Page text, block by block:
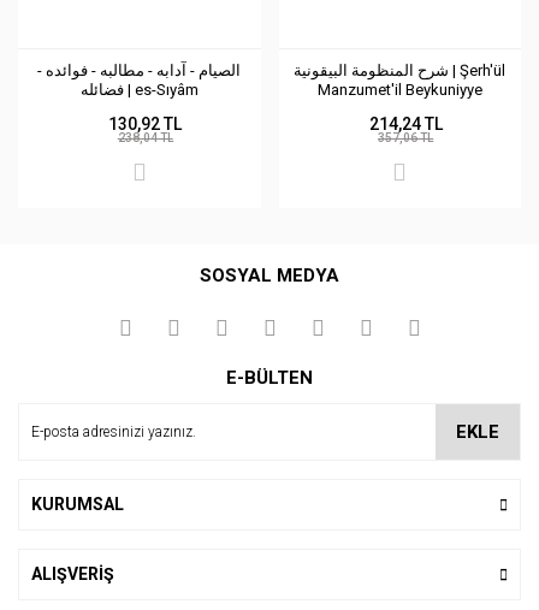
الصيام - آدابه - مطالبه - فوائده -
فضائله | es-Sıyâm
130,92 TL
238,04 TL
شرح المنظومة البيقونية | Şerh'ül
Manzumet'il Beykuniyye
214,24 TL
357,06 TL
SOSYAL MEDYA
E-BÜLTEN
EKLE
KURUMSAL
ALIŞVERİŞ